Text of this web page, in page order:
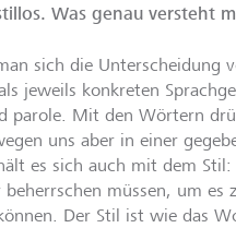
Was genau versteht
sich die Unterscheidung
jeweils konkreten
parole. Mit den Wörtern
uns aber in einer
es sich auch mit dem
müssen, um es
Der Stil ist wie das